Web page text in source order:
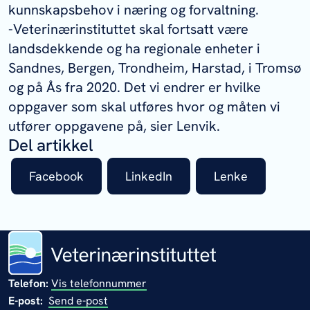
kunnskapsbehov i næring og forvaltning.
-Veterinærinstituttet skal fortsatt være
landsdekkende og ha regionale enheter i
Sandnes, Bergen, Trondheim, Harstad, i Tromsø
og på Ås fra 2020. Det vi endrer er hvilke
oppgaver som skal utføres hvor og måten vi
utfører oppgavene på, sier Lenvik.
Del artikkel
Facebook LinkedIn Lenke
Telefon: Vis telefonnummer
E-post: Send e-post